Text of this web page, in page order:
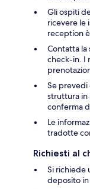
Gli ospiti
ricevere le
reception
Contatta
check-in. I
Se prevedi
struttura in
conferma
Le
tradotte
Richiesti al
Si richiede
deposito